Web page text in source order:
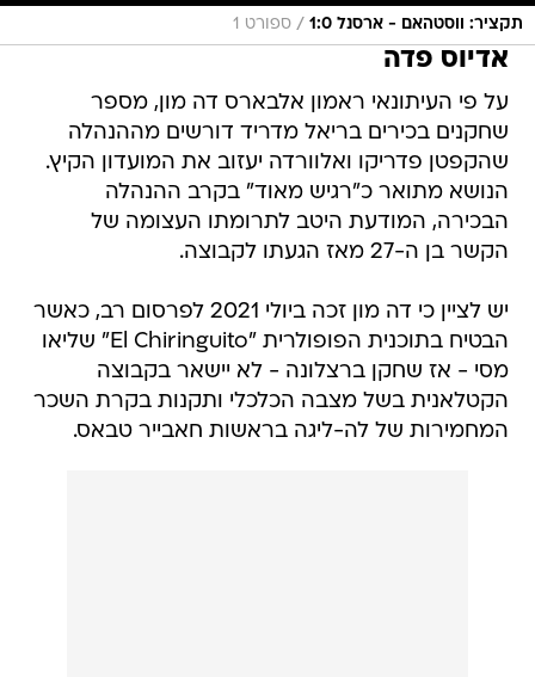
תקציר: ווסטהאם - ארסנל 1:0 / ספורט 1
אדיוס פדה
על פי העיתונאי ראמון אלבארס דה מון, מספר
שחקנים בכירים בריאל מדריד דורשים מההנהלה
שהקפטן פדריקו ואלוורדה יעזוב את המועדון הקיץ.
הנושא מתואר כ"רגיש מאוד" בקרב ההנהלה
הבכירה, המודעת היטב לתרומתו העצומה של
הקשר בן ה-27 מאז הגעתו לקבוצה.
יש לציין כי דה מון זכה ביולי 2021 לפרסום רב, כאשר
הבטיח בתוכנית הפופולרית "El Chiringuito" שליאו
מסי - אז שחקן ברצלונה - לא יישאר בקבוצה
הקטלאנית בשל מצבה הכלכלי ותקנות בקרת השכר
המחמירות של לה-ליגה בראשות חאבייר טבאס.